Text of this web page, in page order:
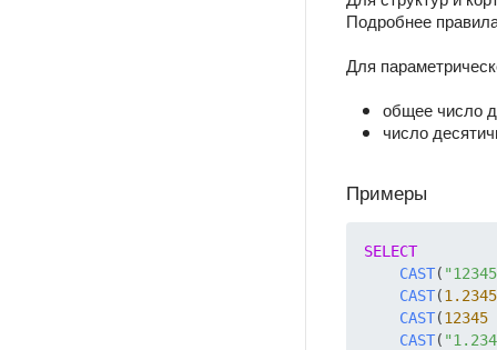
Подробнее
Для
общее число
число
Примеры
SELECT
CAST(
CAST(1.2345
CAST(12345
CAST(